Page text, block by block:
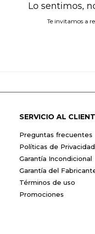
Lo sentimos,
Te invitamos a
SERVICIO AL
Preguntas frecuentes
Políticas de Privacidad
Garantía Incondicional
Garantía del
Términos de uso
Promociones